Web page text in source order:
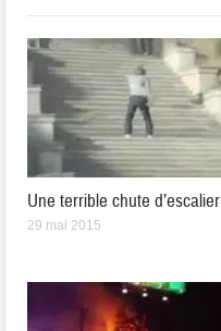
Une terrible chute d’escalier
29 mai 2015